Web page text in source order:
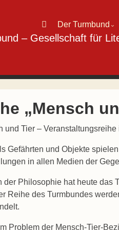
Der Turmbund ⌄
„Mensch
und Tier –
Gefährten und Objekte
in allen Medien der
der Philosophie hat heute das
Reihe des Turmbundes
Problem der Mensch-Tier-